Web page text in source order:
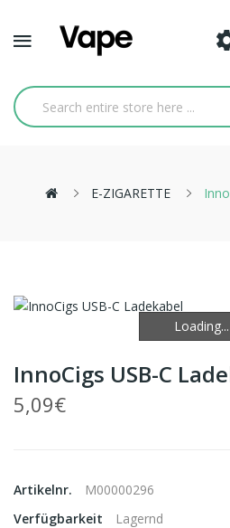
E-ZIGARETTE
Loading...
Loading...
InnoCigs USB-C
5,09€
Artikelnr.
M00000296
Verfügbarkeit
Lagernd